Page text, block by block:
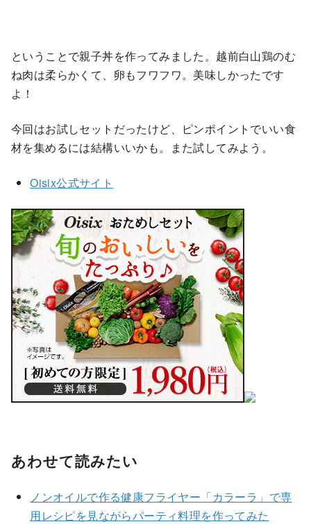
ということで親子丼を作ってみました。越前白山鶏のむ
ね肉は柔らかくて、卵もフワフワ。美味しかったです
よ！
今回はお試しセットだったけど、ピンポイントでいい食
材を集めるには結構いいかも。また試してみよう。
Oisix公式サイト
あわせて読みたい
ノンオイルで作る健康フライヤー「カラーラ」で専
用レシピを見ながらパーティ料理を作ってみた